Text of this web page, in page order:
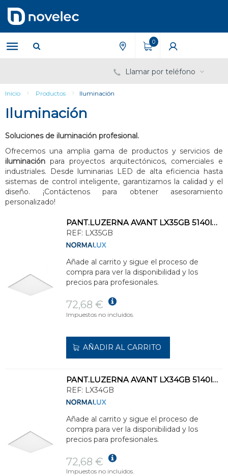
contenido
menú
de
navegación
0
Llamar por teléfono
Inicio Productos Iluminación
Iluminación
Soluciones de iluminación profesional.
Ofrecemos una amplia gama de productos y servicios de
iluminación para proyectos arquitectónicos, comerciales e
industriales. Desde luminarias LED de alta eficiencia hasta
sistemas de control inteligente, garantizamos la calidad y el
diseño. ¡Contáctenos para obtener asesoramiento
personalizado!
PANT.LUZERNA AVANT LX35GB 5140lm STD.5000K 50.000h 220-240V 50/60Hz 32W IP20-54
REF: LX35GB
Añade al carrito y sigue el proceso de
compra para ver la disponibilidad y los
precios para profesionales.
72,68 €
Impuestos no incluidos.
AÑADIR AL CARRITO
PANT.LUZERNA AVANT LX34GB 5140lm ETÁNDAR 4000K 50.000h 220-240V 50/60Hz 32W
REF: LX34GB
Añade al carrito y sigue el proceso de
compra para ver la disponibilidad y los
precios para profesionales.
72,68 €
Impuestos no incluidos.